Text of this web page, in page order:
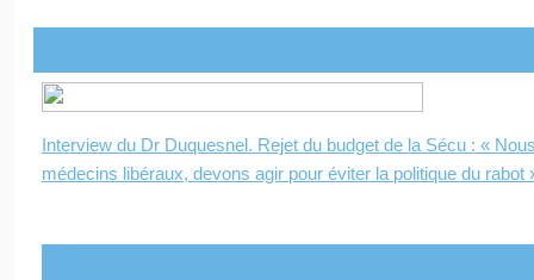
Interview du Dr Duquesnel. Rejet du budget de la Sécu : «
médecins libéraux, devons agir pour éviter la politique du rabot